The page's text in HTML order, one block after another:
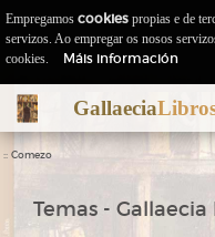
Gallaecia
:: Comezo
Temas - Gallaecia
Empregamos cookies propias e de
servizos. Ao empregar os nosos
cookies.
Máis información